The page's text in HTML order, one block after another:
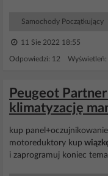
Samochody Początkujący
11 Sie 2022 18:55
Odpowiedzi: 12 Wyświetleń:
Peugeot
klimatyzację
kup
motoreduktory kup
i zaprogramuj koniec